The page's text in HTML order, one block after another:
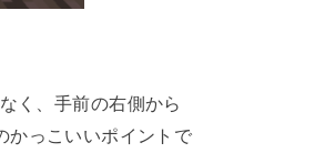
く、手前の右側から
かっこいいポイントで